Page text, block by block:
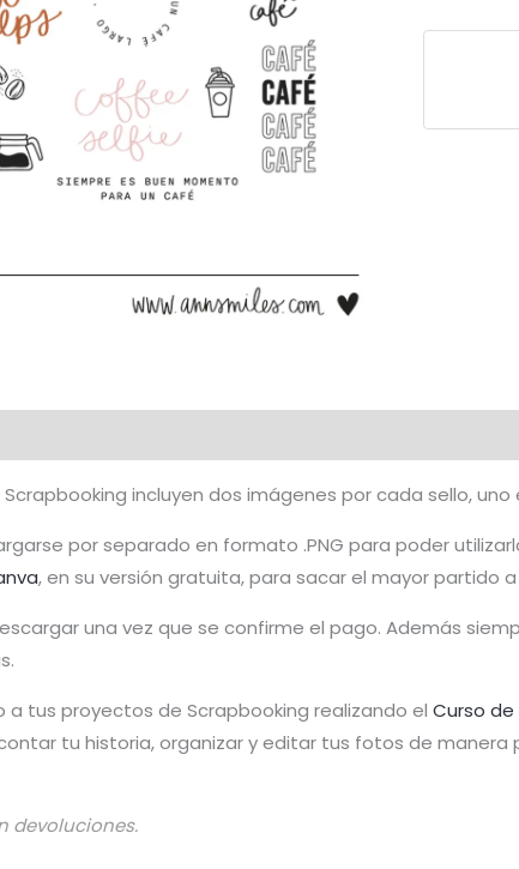
But
cantidad
incluyen dos imágenes por cada sello,
por separado en formato .PNG para poder
, en su versión gratuita, para sacar el mayor partido
una vez que se confirme el pago. Además
tus proyectos de Scrapbooking realizando el Curso
tu historia, organizar y editar tus fotos de manera
devoluciones.